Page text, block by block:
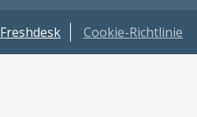
Freshdesk Cookie-Richtlinie